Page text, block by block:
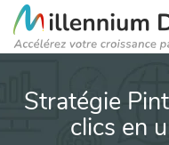
Stratégie
clics en